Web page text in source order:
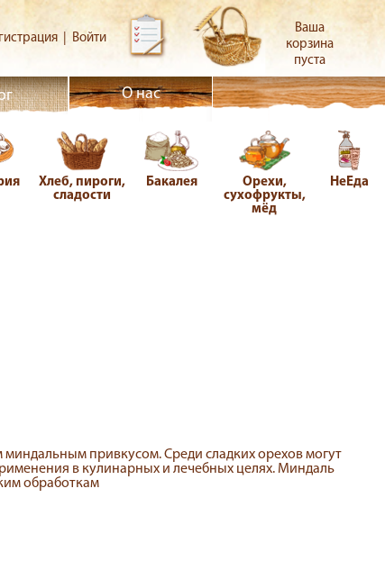
Войти
Ваша
корзина
пуста
О нас
Хлеб, пироги,
сладости
Бакалея
Орехи,
сухофрукты,
мёд
НеЕда
привкусом. Среди сладких орехов могут
в кулинарных и лечебных целях. Миндаль
обработкам